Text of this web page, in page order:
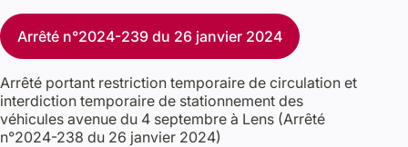
Arrêté n°2024-239 du 26 janvier 2024
Arrêté portant restriction temporaire de circulation et
interdiction temporaire de stationnement des
véhicules avenue du 4 septembre à Lens (Arrêté
n°2024-238 du 26 janvier 2024)